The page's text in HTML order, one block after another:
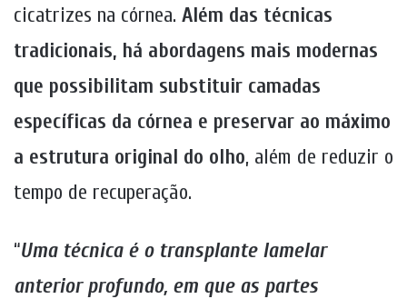
cicatrizes na córnea. Além das técnicas
tradicionais, há abordagens mais modernas
que possibilitam substituir camadas
específicas da córnea e preservar ao máximo
a estrutura original do olho, além de reduzir o
tempo de recuperação.
“Uma técnica é o transplante lamelar
anterior profundo, em que as partes